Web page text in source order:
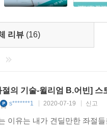
는 철학적 사고법”
들에게 배우는 좌절의 기술 4
들은 자기 삶이 더 나빠
이 그렇게 나쁘지 않다고 결
리뷰 (16)
절의 기술-윌리엄 B.어빈]
s*******1 2020-07-19 신고
이유는 내가 견딜만한 좌절